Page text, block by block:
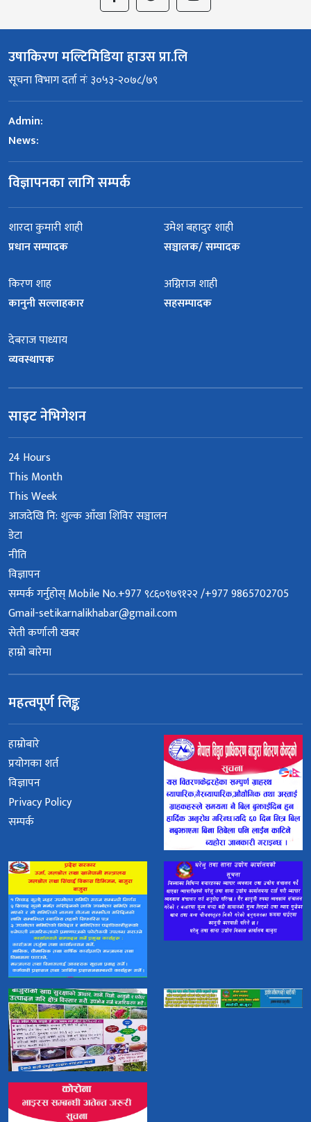
उषाकिरण मल्टिमिडिया हाउस प्रा.लि
सूचना विभाग दर्ता नंः ३०५३-२०७८/७९
Admin:
News:
विज्ञापनका लागि सम्पर्क
शारदा कुमारी शाही
प्रधान सम्पादक
उमेश बहादुर शाही
सञ्चालक/ सम्पादक
किरण शाह
कानुनी सल्लाहकार
अग्निराज शाही
सहसम्पादक
देबराज पाध्याय
व्यवस्थापक
साइट नेभिगेशन
24 Hours
This Month
This Week
आजदेखि नि: शुल्क आँखा शिविर सञ्चालन
डेटा
नीति
विज्ञापन
सम्पर्क गर्नुहोस् Mobile No.+977 ९८६०९७९१२२ /+977 9865702705
Gmail-setikarnalikhabar@gmail.com
सेती कर्णाली खबर
हाम्रो बारेमा
महत्वपूर्ण लिङ्क
हाम्रोबारे
प्रयोगका शर्त
विज्ञापन
Privacy Policy
सम्पर्क